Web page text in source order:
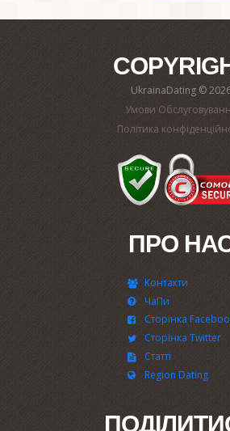
UkrainaDating ©
Умови
Політика
ПРО
Контакти
ЧаПи
Сторінка
Сторінка Twitter
Статті
Region Dating